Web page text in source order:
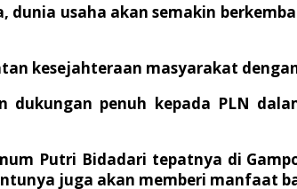
usaha akan semakin
kesejahteraan masyarakat
dukungan penuh kepada PLN
Putri Bidadari tepatnya di
juga akan memberi manfaat